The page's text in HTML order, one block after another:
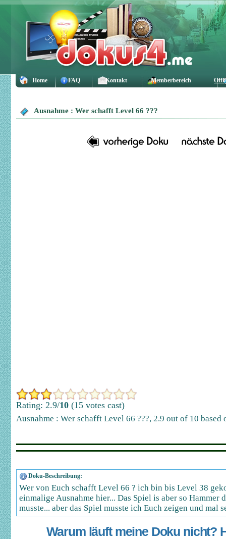
Home FAQ Kontakt Memberbereich
Ausnahme : Wer schafft Level 66 ???
Rating: 2.9/10 (15 votes cast)
Ausnahme : Wer schafft Level 66 ???, 2.9 out of 10 based
Doku-Beschreibung:
Wer von Euch schafft Level 66 ? ich bin bis Level 38
einmalige Ausnahme hier... Das Spiel is aber so Hammer
musste... aber das Spiel musste ich Euch zeigen und mal
Warum läuft meine Doku nicht?